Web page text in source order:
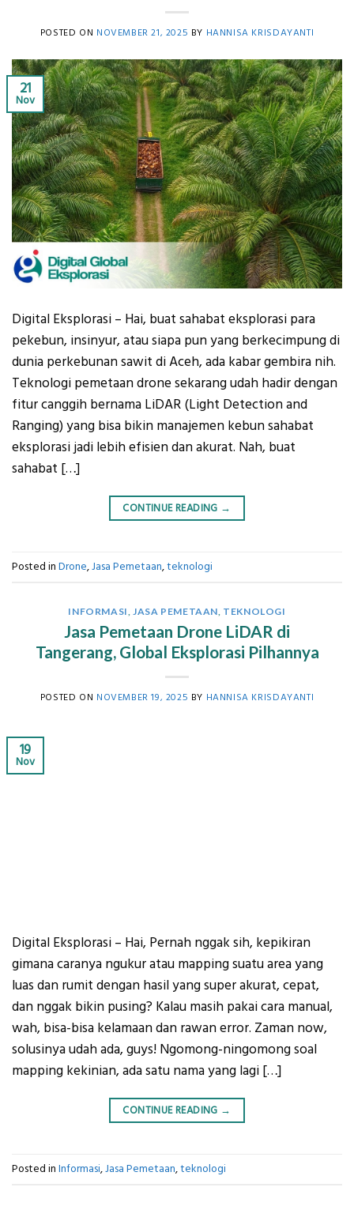
POSTED ON NOVEMBER 21, 2025 BY HANNISA KRISDAYANTI
21
Nov
Digital Eksplorasi – Hai, buat sahabat eksplorasi para
pekebun, insinyur, atau siapa pun yang berkecimpung di
dunia perkebunan sawit di Aceh, ada kabar gembira nih.
Teknologi pemetaan drone sekarang udah hadir dengan
fitur canggih bernama LiDAR (Light Detection and
Ranging) yang bisa bikin manajemen kebun sahabat
eksplorasi jadi lebih efisien dan akurat. Nah, buat
sahabat […]
CONTINUE READING →
Posted in Drone,Jasa Pemetaan,teknologi
INFORMASI,JASA PEMETAAN, TEKNOLOGI
Jasa Pemetaan Drone LiDAR di
Tangerang, Global Eksplorasi Pilhannya
POSTED ON NOVEMBER 19, 2025 BY HANNISA KRISDAYANTI
19
Nov
Digital Eksplorasi – Hai, Pernah nggak sih, kepikiran
gimana caranya ngukur atau mapping suatu area yang
luas dan rumit dengan hasil yang super akurat, cepat,
dan nggak bikin pusing? Kalau masih pakai cara manual,
wah, bisa-bisa kelamaan dan rawan error. Zaman now,
solusinya udah ada, guys! Ngomong-ningomong soal
mapping kekinian, ada satu nama yang lagi […]